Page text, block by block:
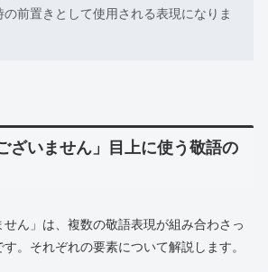
前置きとして使用される表現になりま
ざいません」目上に使う敬語の
せん」は、複数の敬語表現が組み合わさっ
。それぞれの要素について解説します。